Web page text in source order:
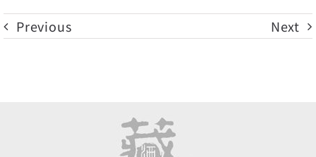
Previous Next